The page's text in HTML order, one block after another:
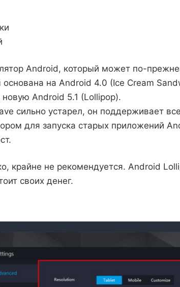
Android, который может по-
основана на Android 4.0 (Ice Cream
Android 5.1 (Lollipop).
сильно устарел, он поддерживает
для запуска старых приложений
крайне не рекомендуется. Android
своих денег.